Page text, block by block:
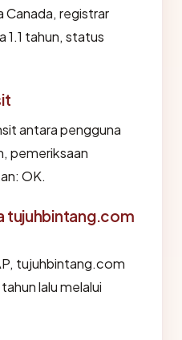
Canada, registrar
1.1 tahun, status
antara pengguna
pemeriksaan
OK.
tujuhbintang.com
tujuhbintang.com
lalu melalui